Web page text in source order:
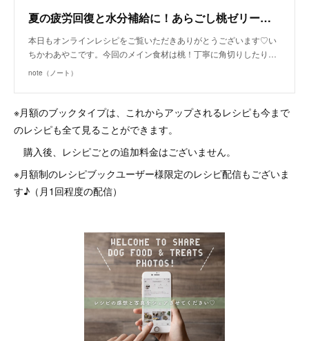
夏の疲労回復と水分補給に！あらごし桃ゼリー（手作り犬おやつレシピ） | 犬ごはん先生 いちかわあやこ | note
本日もオンラインレシピをご覧いただきありがとうございます♡い
ちかわあやこです。今回のメイン食材は桃！丁寧に角切りしたり…
note（ノート）
※月額のブックタイプは、これからアップされるレシピも今まで
のレシピも全て見ることができます。
購入後、レシピごとの追加料金はございません。
※月額制のレシピブックユーザー様限定のレシピ配信もございま
す♪（月1回程度の配信）